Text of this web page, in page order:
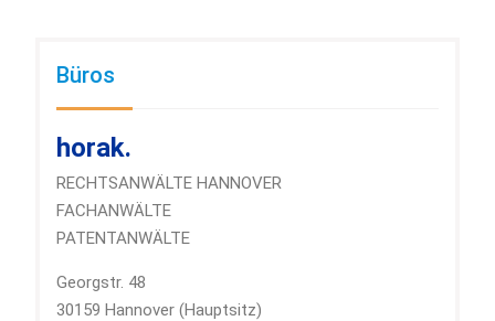
Büros
horak.
RECHTSANWÄLTE HANNOVER
FACHANWÄLTE
PATENTANWÄLTE
Georgstr. 48
30159 Hannover (Hauptsitz)